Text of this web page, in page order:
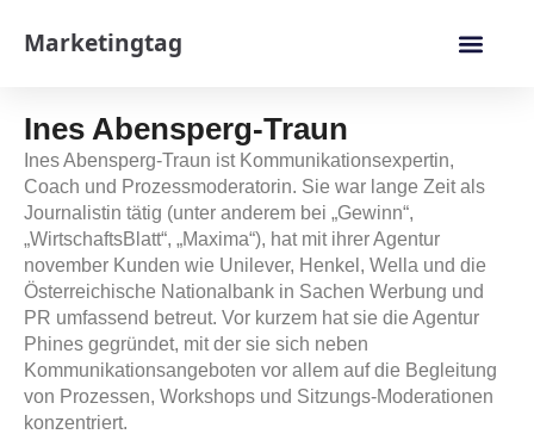
Marketingtag
Ines Abensperg-Traun
Ines Abensperg-Traun ist Kommunikationsexpertin,
Coach und Prozessmoderatorin. Sie war lange Zeit als
Journalistin tätig (unter anderem bei „Gewinn“,
„WirtschaftsBlatt“, „Maxima“), hat mit ihrer Agentur
november Kunden wie Unilever, Henkel, Wella und die
Österreichische Nationalbank in Sachen Werbung und
PR umfassend betreut. Vor kurzem hat sie die Agentur
Phines gegründet, mit der sie sich neben
Kommunikationsangeboten vor allem auf die Begleitung
von Prozessen, Workshops und Sitzungs-Moderationen
konzentriert.